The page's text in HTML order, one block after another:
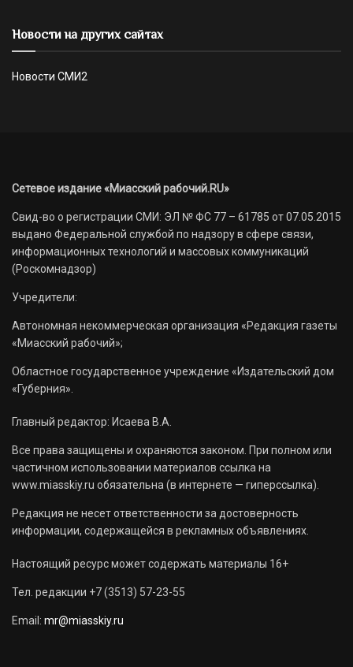
Новости на других сайтах
Новости СМИ2
Сетевое издание «Миасский рабочий.RU»
Свид-во о регистрации СМИ: ЭЛ № ФС 77 – 61785 от 07.05.2015
выдано Федеральной службой по надзору в сфере связи,
информационных технологий и массовых коммуникаций
(Роскомнадзор)
Учредители:
Автономная некоммерческая организация «Редакция газеты
«Миасский рабочий»;
Областное государственное учреждение «Издательский дом
«Губерния».
Главный редактор: Исаева В.А.
Все права защищены и охраняются законом. При полном или
частичном использовании материалов ссылка на
www.miasskiy.ru обязательна (в интернете — гиперссылка).
Редакция не несет ответственности за достоверность
информации, содержащейся в рекламных объявлениях.
Настоящий ресурс может содержать материалы 16+
Тел. редакции +7 (3513) 57-23-55
Email: mr@miasskiy.ru